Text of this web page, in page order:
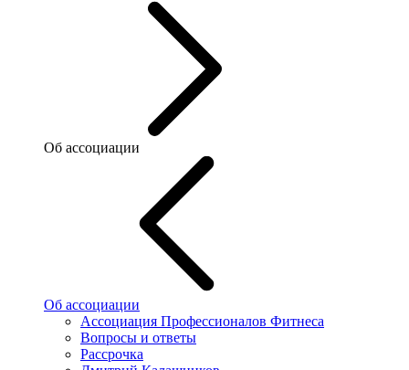
Об ассоциации
Об ассоциации
Ассоциация Профессионалов Фитнеса
Вопросы и ответы
Рассрочка